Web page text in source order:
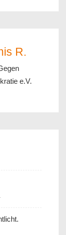
R.
e.V.